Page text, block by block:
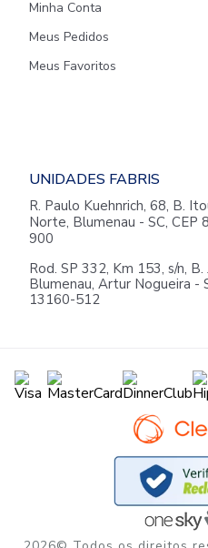
Minha Conta
Meus Pedidos
Meus Favoritos
UNIDADES FABRIS
R. Paulo Kuehnrich, 68, B.
Norte, Blumenau - SC, CEP
900
Rod. SP 332, Km 153, s/n, B.
Blumenau, Artur Nogueira -
13160-512